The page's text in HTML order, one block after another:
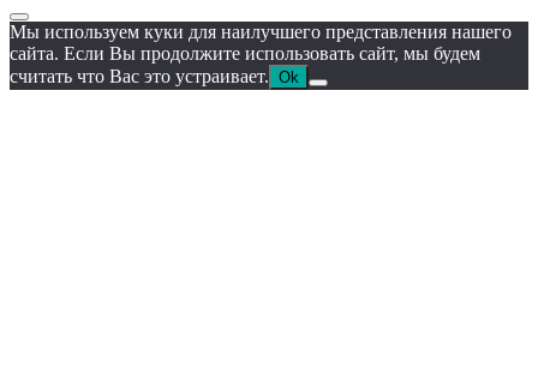
Мы используем куки для наилучшего представления нашего
сайта. Если Вы продолжите использовать сайт, мы будем
считать что Вас это устраивает. Ok